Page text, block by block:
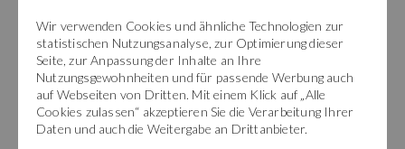
und als Kapitalanlage für das Alter zu nutzen, ist eine
rentable Investition.
Die Ostsee - abwechslungsreiche Badeorte
mit kulturellen Attraktionen
Wir verwenden Cookies und ähnliche Technologien zur
statistischen Nutzungsanalyse, zur Optimierung dieser
Seite, zur Anpassung der Inhalte an Ihre
Nutzungsgewohnheiten und für passende Werbung auch
auf Webseiten von Dritten. Mit einem Klick auf „Alle
Cookies zulassen“ akzeptieren Sie die Verarbeitung Ihrer
Daten und auch die Weitergabe an Drittanbieter.